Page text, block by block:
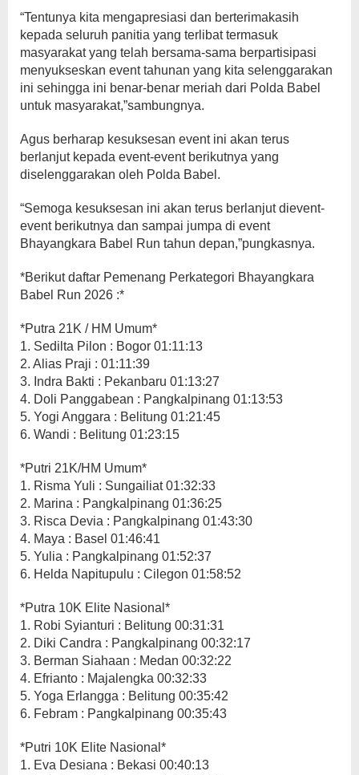
“Tentunya kita mengapresiasi dan berterimakasih
kepada seluruh panitia yang terlibat termasuk
masyarakat yang telah bersama-sama berpartisipasi
menyukseskan event tahunan yang kita selenggarakan
ini sehingga ini benar-benar meriah dari Polda Babel
untuk masyarakat,”sambungnya.
Agus berharap kesuksesan event ini akan terus
berlanjut kepada event-event berikutnya yang
diselenggarakan oleh Polda Babel.
“Semoga kesuksesan ini akan terus berlanjut dievent-
event berikutnya dan sampai jumpa di event
Bhayangkara Babel Run tahun depan,”pungkasnya.
*Berikut daftar Pemenang Perkategori Bhayangkara
Babel Run 2026 :*
*Putra 21K / HM Umum*
1. Sedilta Pilon : Bogor 01:11:13
2. Alias Praji : 01:11:39
3. Indra Bakti : Pekanbaru 01:13:27
4. Doli Panggabean : Pangkalpinang 01:13:53
5. Yogi Anggara : Belitung 01:21:45
6. Wandi : Belitung 01:23:15
*Putri 21K/HM Umum*
1. Risma Yuli : Sungailiat 01:32:33
2. Marina : Pangkalpinang 01:36:25
3. Risca Devia : Pangkalpinang 01:43:30
4. Maya : Basel 01:46:41
5. Yulia : Pangkalpinang 01:52:37
6. Helda Napitupulu : Cilegon 01:58:52
*Putra 10K Elite Nasional*
1. Robi Syianturi : Belitung 00:31:31
2. Diki Candra : Pangkalpinang 00:32:17
3. Berman Siahaan : Medan 00:32:22
4. Efrianto : Majalengka 00:32:33
5. Yoga Erlangga : Belitung 00:35:42
6. Febram : Pangkalpinang 00:35:43
*Putri 10K Elite Nasional*
1. Eva Desiana : Bekasi 00:40:13